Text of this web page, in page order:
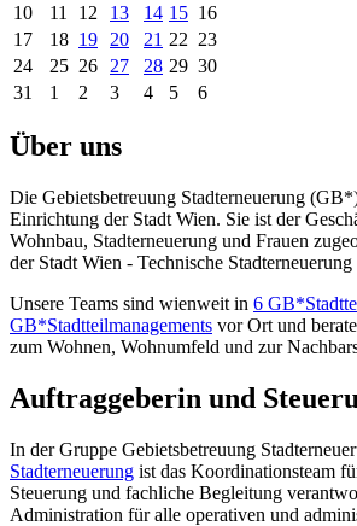
10
11 12 13 14 15 16
17
18 19 20 21 22 23
24
25 26 27 28 29 30
31
1 2 3 4 5 6
Über uns
Die Gebietsbetreuung Stadterneuerung
Einrichtung der Stadt Wien. Sie ist der
Wohnbau, Stadt­erneuerung und Frauen
der Stadt Wien - Technische Stadterneuerung
Unsere Teams sind wienweit in 6
GB*Stadtteilmanagements vor Ort und
zum Wohnen, Wohnumfeld und zur
Auftraggeberin und
In der Gruppe Gebietsbetreuung
Stadterneuerung ist das Koordinationsteam
Steuerung und fachliche Begleitung
Administration für alle operativen und